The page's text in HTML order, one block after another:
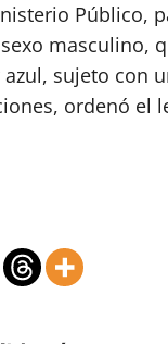
Público,
masculino,
sujeto con
ordenó